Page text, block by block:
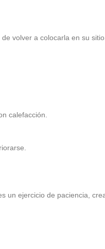
volver a colocarla en su
calefacción.
un ejercicio de paciencia,